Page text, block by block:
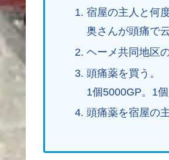
宿屋の主人と何
奥さんが頭痛で
ヘーメ共同地区
頭痛薬を買う。
1個5000GP。1
頭痛薬を宿屋の